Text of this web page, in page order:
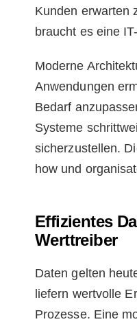
Kunden erwarten
braucht es eine
Moderne
Anwendungen
Bedarf
Systeme
sicherzustellen.
how und
Effizientes
Werttreiber
Daten gelten
liefern wertvolle
Prozesse. Eine